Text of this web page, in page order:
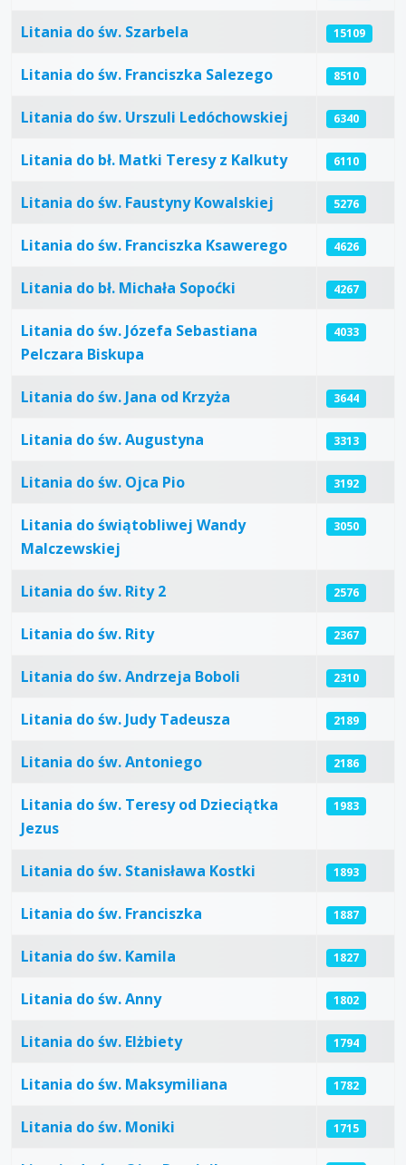
Litania do św. Szarbela 15109
Litania do św. Franciszka Salezego 8510
Litania do św. Urszuli Ledóchowskiej 6340
Litania do bł. Matki Teresy z Kalkuty 6110
Litania do św. Faustyny Kowalskiej 5276
Litania do św. Franciszka Ksawerego 4626
Litania do bł. Michała Sopoćki 4267
Litania do św. Józefa Sebastiana
Pelczara Biskupa
4033
Litania do św. Jana od Krzyża 3644
Litania do św. Augustyna 3313
Litania do św. Ojca Pio 3192
Litania do świątobliwej Wandy
Malczewskiej
3050
Litania do św. Rity 2 2576
Litania do św. Rity 2367
Litania do św. Andrzeja Boboli 2310
Litania do św. Judy Tadeusza 2189
Litania do św. Antoniego 2186
Litania do św. Teresy od Dzieciątka
Jezus
1983
Litania do św. Stanisława Kostki 1893
Litania do św. Franciszka 1887
Litania do św. Kamila 1827
Litania do św. Anny 1802
Litania do św. Elżbiety 1794
Litania do św. Maksymiliana 1782
Litania do św. Moniki 1715